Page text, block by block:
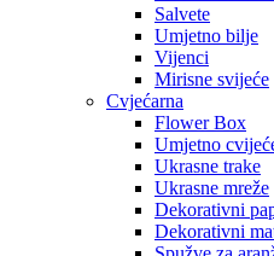
Salvete
Umjetno bilje
Vijenci
Mirisne svijeće
Cvjećarna
Flower Box
Umjetno
Ukrasne trake
Ukrasne mreže
Dekorativni
Dekorativni